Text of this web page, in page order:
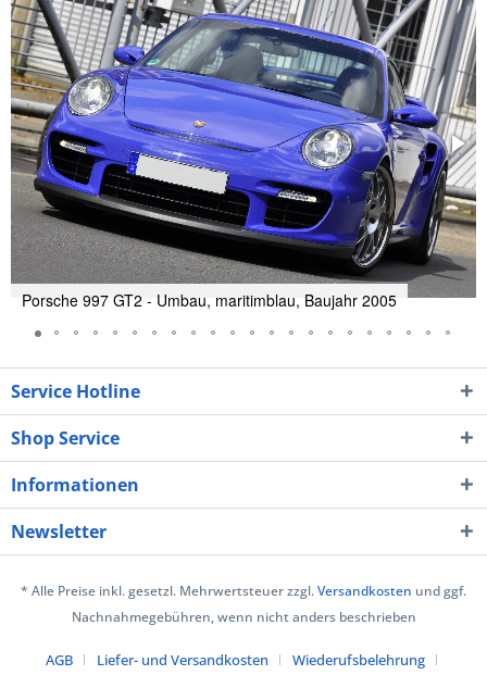
Porsche 997 GT2 - Umbau, maritimblau, Baujahr 2005
Service Hotline
Shop Service
Informationen
Newsletter
* Alle Preise inkl. gesetzl. Mehrwertsteuer zzgl.Versandkosten und ggf.
Nachnahmegebühren, wenn nicht anders beschrieben
AGB Liefer- und Versandkosten Wiederufsbelehrung